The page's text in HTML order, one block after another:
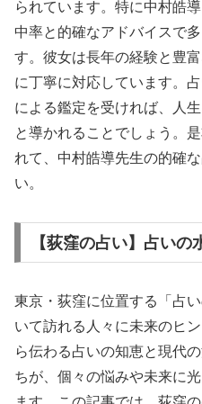
られています。特に中村皓
中率と的確なアドバイスで
す。彼女は長年の経験と豊
に丁寧に対応しています。
による鑑定を受ければ、人
と導かれることでしょう。
れて、中村皓導先生の的確
い。
【荻窪の占い】占いの
東京・荻窪に位置する「占
いて訪れる人々に未来のヒ
ら伝わる占いの知恵と現代
ちが、個々の悩みや未来に